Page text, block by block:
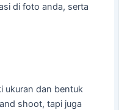
di foto anda, serta
ukuran dan bentuk
shoot, tapi juga